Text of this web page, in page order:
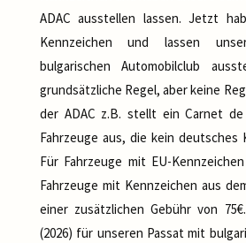
ADAC ausstellen lassen. Jetzt
Kennzeichen und lassen
bulgarischen Automobilclub
grundsätzliche Regel, aber keine
der ADAC z.B. stellt ein Carnet
Fahrzeuge aus, die kein deutsches
Für Fahrzeuge mit EU-
Fahrzeuge mit Kennzeichen aus
einer zusätzlichen Gebühr von
(2026) für unseren Passat mit